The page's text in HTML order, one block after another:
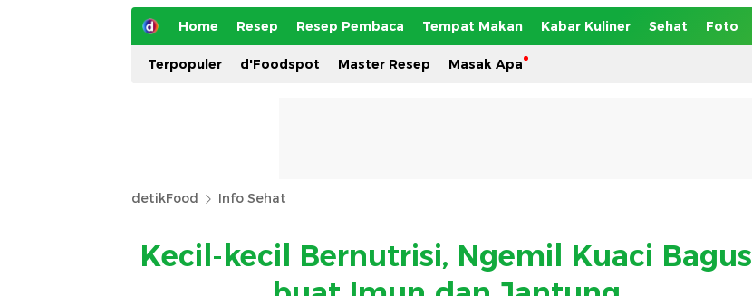
Home Resep Resep Pembaca Tempat Makan Kabar Kuliner Sehat Foto
Terpopuler d'Foodspot Master Resep Masak Apa
detikFood Info Sehat
Kecil-kecil Bernutrisi, Ngemil Kuaci Bagus